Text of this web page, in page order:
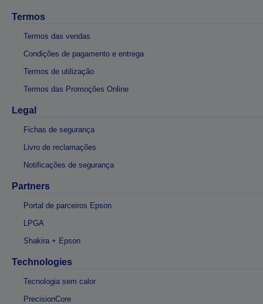
Termos
Termos das vendas
Condições de pagamento e entrega
Termos de utilização
Termos das Promoções Online
Legal
Fichas de segurança
Livro de reclamações
Notificações de segurança
Partners
Portal de parceiros Epson
LPGA
Shakira + Epson
Technologies
Tecnologia sem calor
PrecisionCore